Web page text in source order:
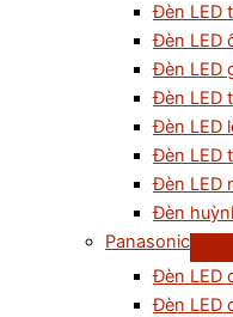
Đèn LED
Đèn LED
Đèn LED
Đèn LED
Đèn LED
Đèn LED
Đèn LED
Đèn
Panasonic
Đèn LED
Đèn LED